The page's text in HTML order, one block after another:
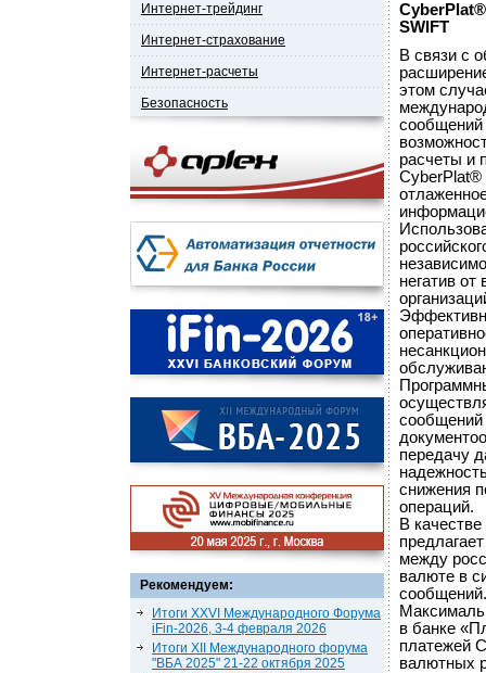
Интернет-трейдинг
Интернет-страхование
Интернет-расчеты
Безопасность
Рекомендуем:
Итоги XXVI Международного Форума
iFin-2026, 3-4 февраля 2026
Итоги XII Международного форума
"ВБА 2025" 21-22 октября 2025
SWIFT
В связи с
этом
сообщений
расчеты и
CyberPlat®
негатив
сообщений
передачу
снижения
операций.
В
между
валюте в
сообщений.
в банке
платежей
валютных